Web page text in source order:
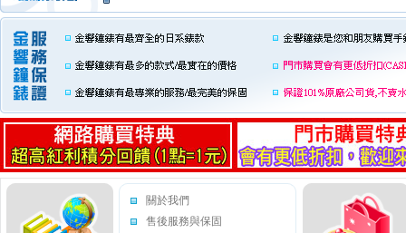
關於我們
售後服務與保固